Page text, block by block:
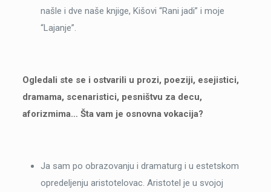
našle i dve naše knjige, Kišovi “Rani jadi” i moje
“Lajanje”.
Ogledali ste se i ostvarili u prozi, poeziji, esejistici,
dramama, scenaristici, pesništvu za decu,
aforizmima… Šta vam je osnovna vokacija?
Ja sam po obrazovanju i dramaturg i u estetskom
opredeljenju aristotelovac. Aristotel je u svojoj